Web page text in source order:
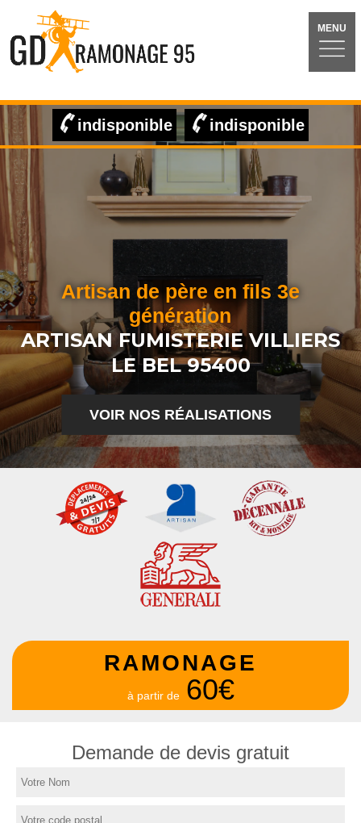
MENU
indisponible indisponible
Artisan de père en fils 3e
génération
ARTISAN FUMISTERIE VILLIERS
LE BEL 95400
VOIR NOS RÉALISATIONS
RAMONAGE
à partir de 60€
Demande de devis gratuit